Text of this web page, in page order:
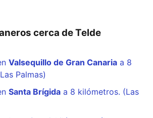
cerca de Telde
Valsequillo de Gran Canaria a 8
Palmas)
Santa Brígida a 8 kilómetros. (Las